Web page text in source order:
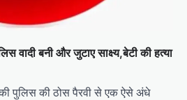
बनी और जुटाए साक्ष्य,बेटी की हत्या
पुलिस की ठोस पैरवी से एक ऐसे अंधे